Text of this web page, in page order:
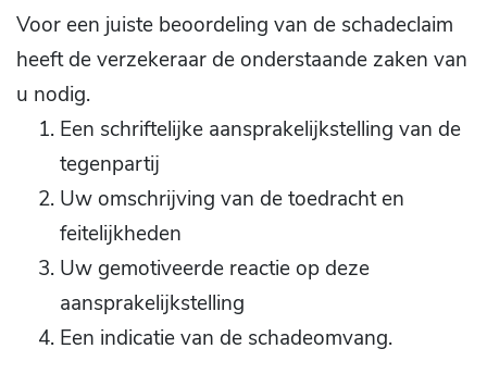
Voor een juiste beoordeling van de schadeclaim
heeft de verzekeraar de onderstaande zaken van
u nodig.
Een schriftelijke aansprakelijkstelling van de
tegenpartij
Uw omschrijving van de toedracht en
feitelijkheden
Uw gemotiveerde reactie op deze
aansprakelijkstelling
Een indicatie van de schadeomvang.